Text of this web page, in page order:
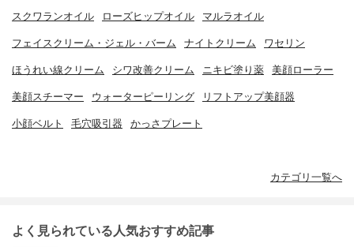
スクワランオイル ローズヒップオイル マルラオイル
フェイスクリーム・ジェル・バーム ナイトクリーム ワセリン
ほうれい線クリーム シワ改善クリーム ニキビ塗り薬 美顔ローラー
美顔スチーマー ウォーターピーリング リフトアップ美顔器
小顔ベルト 毛穴吸引器 かっさプレート
カテゴリ一覧へ
よく見られている人気おすすめ記事